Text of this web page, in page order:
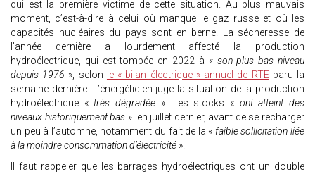
qui est la première victime de cette situation. Au plus mauvais
moment, c’est-à-dire à celui où manque le gaz russe et où les
capacités nucléaires du pays sont en berne. La sécheresse de
l’année dernière a lourdement affecté la production
hydroélectrique, qui est tombée en 2022 à «son plus bas niveau
depuis 1976 », selon le « bilan électrique » annuel de RTEparu la
semaine dernière. L’énergéticien juge la situation de la production
hydroélectrique «très dégradée ». Les stocks «ont atteint des
niveaux historiquement bas » en juillet dernier, avant de se recharger
un peu à l’automne, notamment du fait de la « faible sollicitation liée
à la moindre consommation d’électricité ».
Il faut rappeler que les barrages hydroélectriques ont un double